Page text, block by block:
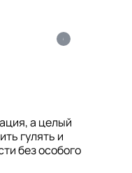
i
а целый
гулять и
без особого